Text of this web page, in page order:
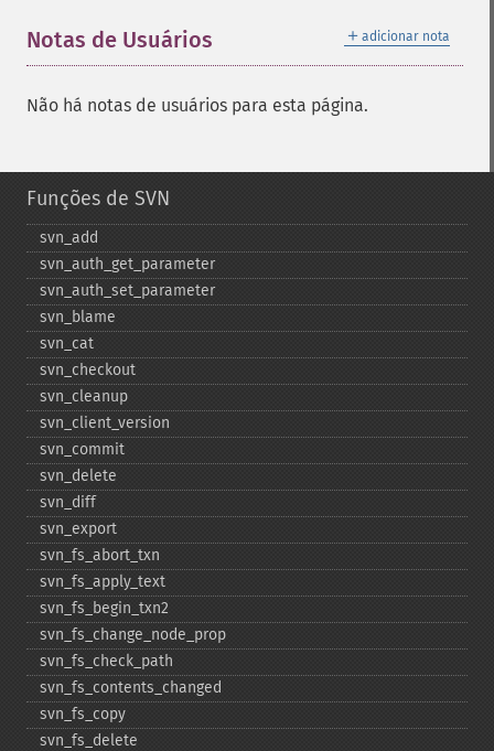
＋ adicionar nota
Notas de Usuários
Não há notas de usuários para esta página.
Funções de SVN
svn_​add
svn_​auth_​get_​parameter
svn_​auth_​set_​parameter
svn_​blame
svn_​cat
svn_​checkout
svn_​cleanup
svn_​client_​version
svn_​commit
svn_​delete
svn_​diff
svn_​export
svn_​fs_​abort_​txn
svn_​fs_​apply_​text
svn_​fs_​begin_​txn2
svn_​fs_​change_​node_​prop
svn_​fs_​check_​path
svn_​fs_​contents_​changed
svn_​fs_​copy
svn_​fs_​delete